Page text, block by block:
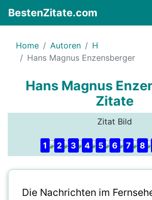
BestenZitate.com
Home Autoren
H
Hans Magnus Enzensberger
Hans Magnus
Zitate
Zitat Bild
1 2 3 4 5 6 7 8
Die Nachrichten im